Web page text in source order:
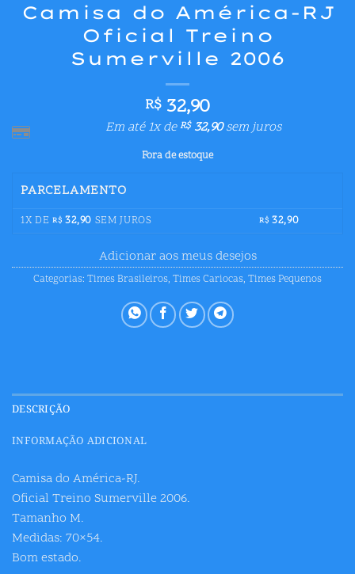
Camisa do América-RJ
Oficial Treino
Sumerville 2006
R$ 32,90
Em até 1x deR$32,90sem juros
Fora de estoque
PARCELAMENTO
1X DE R$ 32,90 SEM JUROS R$ 32,90
Adicionar aos meus desejos
Categorias: Times Brasileiros, Times Cariocas, Times Pequenos
DESCRIÇÃO
INFORMAÇÃO ADICIONAL
Camisa do América-RJ.
Oficial Treino Sumerville 2006.
Tamanho M.
Medidas: 70×54.
Bom estado.